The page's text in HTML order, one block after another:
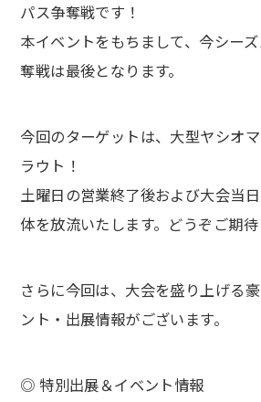
パス争奪戦です！
本イベントをもちまして、今シー
奪戦は最後となります。
今回のターゲットは、大型ヤシオ
ラウト！
土曜日の営業終了後および大会当
体を放流いたします。どうぞご期待
さらに今回は、大会を盛り上げる
ント・出展情報がございます。
◎ 特別出展＆イベント情報